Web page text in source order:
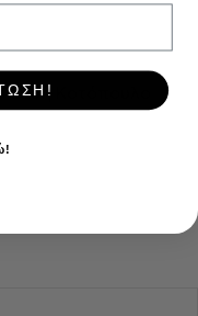
Κοτόπουλο